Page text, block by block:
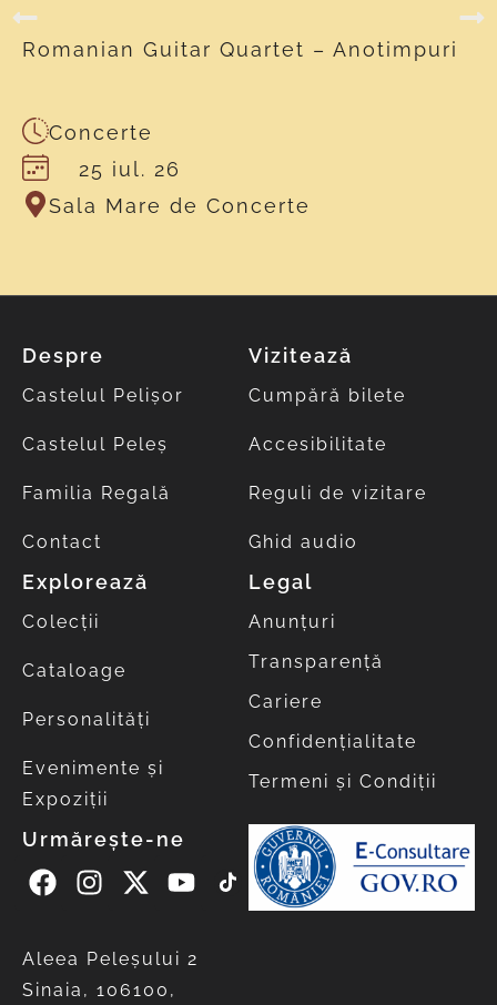
Romanian Guitar Quartet – Anotimpuri
Concerte
25 iul. 26
Sala Mare de Concerte
Despre
Castelul Pelișor
Castelul Peleș
Familia Regală
Contact
Vizitează
Cumpără bilete
Accesibilitate
Reguli de vizitare
Ghid audio
Explorează
Colecții
Cataloage
Personalități
Evenimente și
Expoziții
Legal
Anunțuri
Transparență
Cariere
Confidențialitate
Termeni și Condiții
Urmărește-ne
Aleea Peleşului 2
Sinaia, 106100,